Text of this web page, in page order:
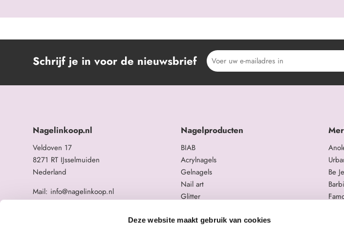
Deze website maakt gebruik van cookies
Schrijf je in voor de nieuwsbrief
Nagelinkoop.nl
Veldoven 17
8271 RT IJsselmuiden
Nederland
Mail: info@nagelinkoop.nl
BTW nummer: NL863104678B01
Nagelproducten
BIAB
Acrylnagels
Gelnagels
Nail art
Glitter
Overige nagelproducten
Be